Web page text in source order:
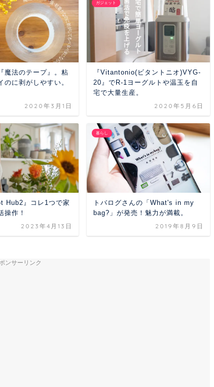
魔法のテープ』。粘
のに剥がしやすい。
2020年3月1日
ガジェット
『Vitantonio(ビタントニオ)VYG-
20』でR-1ヨーグルトや温玉を自
宅で大量生産。
2020年5月6日
Hub2』コレ1つで家
操作！
2023年4月13日
暮らし
トバログさんの「What's in my
bag?」が発売！魅力が満載。
2019年8月9日
ンサーリンク